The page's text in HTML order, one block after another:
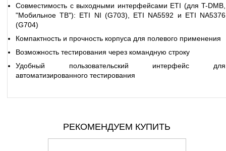
Совместимость с выходными интерфейсами ETI (для T-DMB,
"Мобильное ТВ"): ETI NI (G703), ETI NA5592 и ETI NA5376
(G704)
Компактность и прочность корпуса для полевого применения
Возможность тестирования через командную строку
Удобный пользовательский интерфейс для
автоматизированного тестирования
РЕКОМЕНДУЕМ КУПИТЬ